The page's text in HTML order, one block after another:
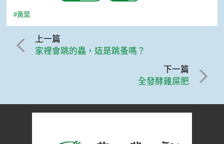
#黃葉
上一篇
家裡會跳的蟲，這是跳蚤嗎？
下一篇
全發酵雞屎肥